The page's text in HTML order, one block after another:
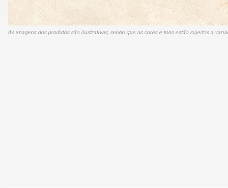
As imagens dos produtos são ilustrativas, sendo que as cores e tons estão sujeitos a